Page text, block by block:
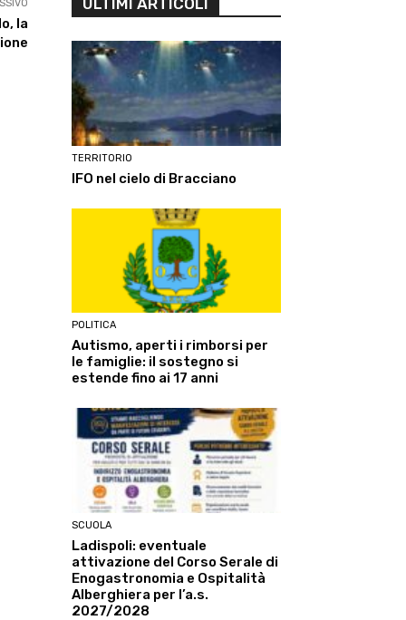
la
ULTIMI ARTICOLI
TERRITORIO
IFO nel cielo di Bracciano
POLITICA
Autismo, aperti i rimborsi per
le famiglie: il sostegno si
estende fino ai 17 anni
SCUOLA
Ladispoli: eventuale
attivazione del Corso Serale di
Enogastronomia e Ospitalità
Alberghiera per l’a.s.
2027/2028